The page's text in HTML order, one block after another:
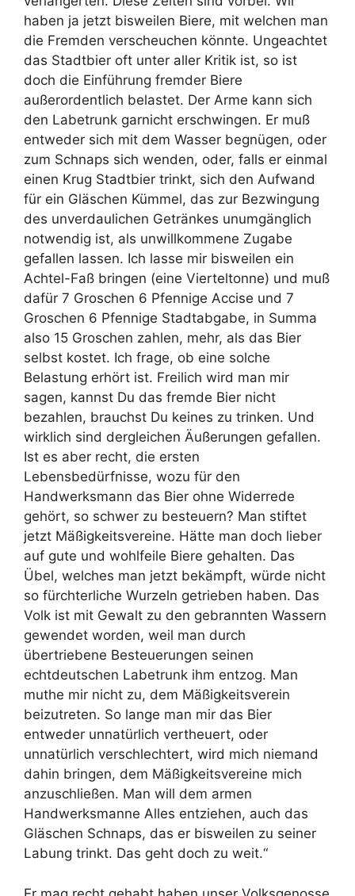
haben ja jetzt bisweilen Biere, mit welchen man
die Fremden verscheuchen könnte. Ungeachtet
das Stadtbier oft unter aller Kritik ist, so ist
doch die Einführung fremder Biere
außerordentlich belastet. Der Arme kann sich
den Labetrunk garnicht erschwingen. Er muß
entweder sich mit dem Wasser begnügen, oder
zum Schnaps sich wenden, oder, falls er einmal
einen Krug Stadtbier trinkt, sich den Aufwand
für ein Gläschen Kümmel, das zur Bezwingung
des unverdaulichen Getränkes unumgänglich
notwendig ist, als unwillkommene Zugabe
gefallen lassen. Ich lasse mir bisweilen ein
Achtel-Faß bringen (eine Vierteltonne) und muß
dafür 7 Groschen 6 Pfennige Accise und 7
Groschen 6 Pfennige Stadtabgabe, in Summa
also 15 Groschen zahlen, mehr, als das Bier
selbst kostet. Ich frage, ob eine solche
Belastung erhört ist. Freilich wird man mir
sagen, kannst Du das fremde Bier nicht
bezahlen, brauchst Du keines zu trinken. Und
wirklich sind dergleichen Äußerungen gefallen.
Ist es aber recht, die ersten
Lebensbedürfnisse, wozu für den
Handwerksmann das Bier ohne Widerrede
gehört, so schwer zu besteuern? Man stiftet
jetzt Mäßigkeitsvereine. Hätte man doch lieber
auf gute und wohlfeile Biere gehalten. Das
Übel, welches man jetzt bekämpft, würde nicht
so fürchterliche Wurzeln getrieben haben. Das
Volk ist mit Gewalt zu den gebrannten Wassern
gewendet worden, weil man durch
übertriebene Besteuerungen seinen
echtdeutschen Labetrunk ihm entzog. Man
muthe mir nicht zu, dem Mäßigkeitsverein
beizutreten. So lange man mir das Bier
entweder unnatürlich vertheuert, oder
unnatürlich verschlechtert, wird mich niemand
dahin bringen, dem Mäßigkeitsvereine mich
anzuschließen. Man will dem armen
Handwerksmanne Alles entziehen, auch das
Gläschen Schnaps, das er bisweilen zu seiner
Labung trinkt. Das geht doch zu weit.“